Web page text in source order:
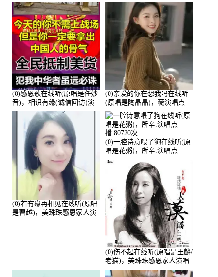
(0)感恩歌在线听(原唱是任妙
音)，相识有缘(诚信回访)演
唱点播:161288次
(0)亲爱的你在想我吗在线听
(原唱是陶晶晶)，薇演唱点
播:159722次
(0)若有缘再相见在线听(原唱
是曹越)，美珠珠感恩家人演
(0)一腔诗意喂了狗在线听(原
唱是花粥)，所辛.演唱点
播:80720次
(0)伤不起在线听(原唱是王麟/
老猫)，美珠珠感恩家人演唱
点播:80218次